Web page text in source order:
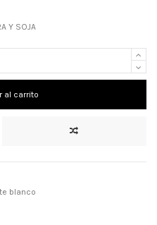
Y SOJA
al carrito
blanco